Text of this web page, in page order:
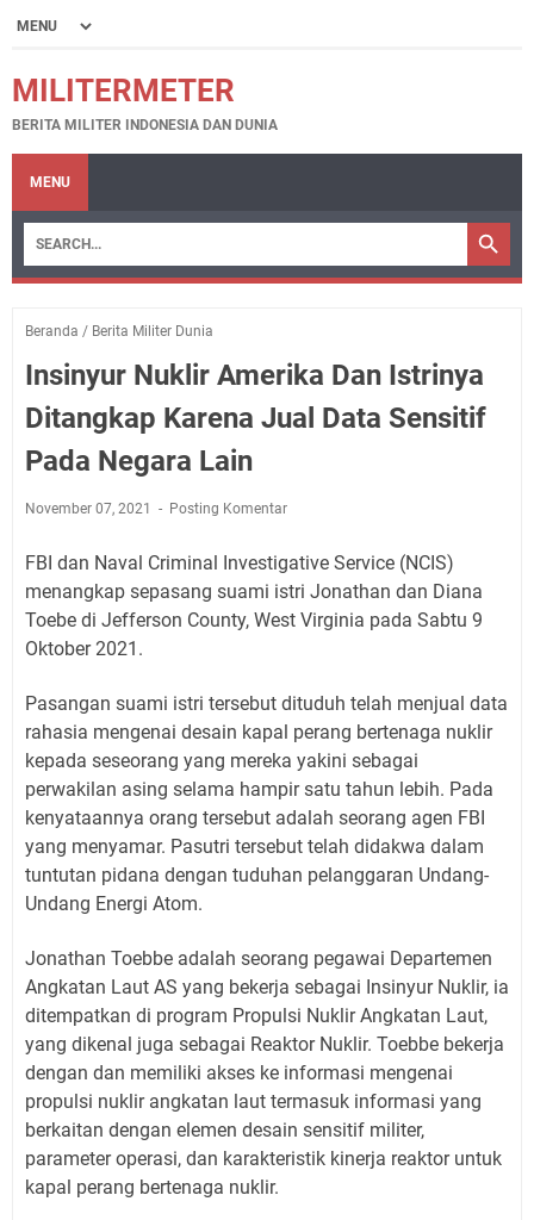
MILITERMETER
BERITA MILITER INDONESIA DAN DUNIA
MENU
Beranda / Berita Militer Dunia
Insinyur Nuklir Amerika Dan Istrinya
Ditangkap Karena Jual Data Sensitif
Pada Negara Lain
November 07, 2021 Posting Komentar
FBI dan Naval Criminal Investigative Service (NCIS)
menangkap sepasang suami istri Jonathan dan Diana
Toebe di Jefferson County, West Virginia pada Sabtu 9
Oktober 2021.
Pasangan suami istri tersebut dituduh telah menjual data
rahasia mengenai desain kapal perang bertenaga nuklir
kepada seseorang yang mereka yakini sebagai
perwakilan asing selama hampir satu tahun lebih. Pada
kenyataannya orang tersebut adalah seorang agen FBI
yang menyamar. Pasutri tersebut telah didakwa dalam
tuntutan pidana dengan tuduhan pelanggaran Undang-
Undang Energi Atom.
Jonathan Toebbe adalah seorang pegawai Departemen
Angkatan Laut AS yang bekerja sebagai Insinyur Nuklir, ia
ditempatkan di program Propulsi Nuklir Angkatan Laut,
yang dikenal juga sebagai Reaktor Nuklir. Toebbe bekerja
dengan dan memiliki akses ke informasi mengenai
propulsi nuklir angkatan laut termasuk informasi yang
berkaitan dengan elemen desain sensitif militer,
parameter operasi, dan karakteristik kinerja reaktor untuk
kapal perang bertenaga nuklir.